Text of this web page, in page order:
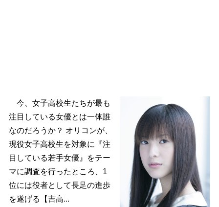
今、女子高校生たちが最も
注目している女優とは一体誰
なのだろうか？ オリコンが、
現役女子高校生を対象に『注
目している若手女優』をテー
マに調査を行ったところ、1
位には役者として長足の進歩
を遂げる【吉高...